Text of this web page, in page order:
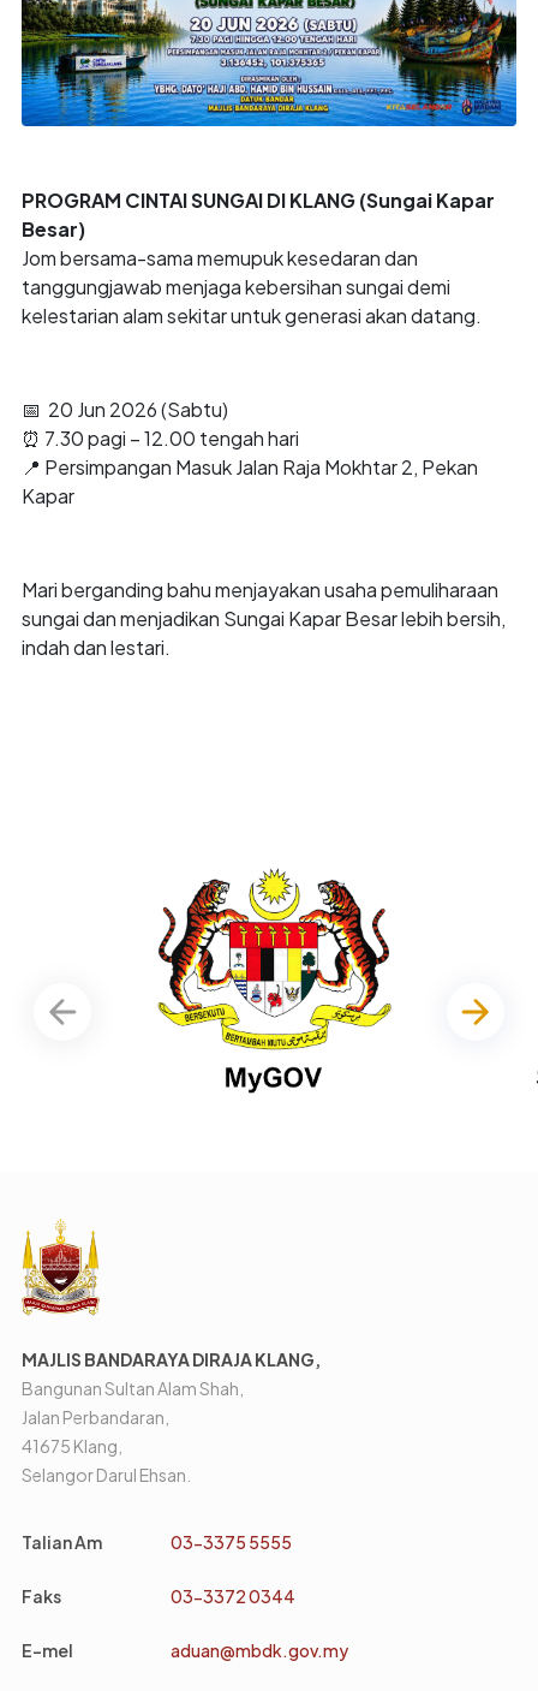
PROGRAM CINTAI SUNGAI DI KLANG (Sungai Kapar
Besar)
Jom bersama-sama memupuk kesedaran dan
tanggungjawab menjaga kebersihan sungai demi
kelestarian alam sekitar untuk generasi akan datang.
📅 20 Jun 2026 (Sabtu)
⏰ 7.30 pagi – 12.00 tengah hari
📍 Persimpangan Masuk Jalan Raja Mokhtar 2, Pekan
Kapar
Mari berganding bahu menjayakan usaha pemuliharaan
sungai dan menjadikan Sungai Kapar Besar lebih bersih,
indah dan lestari.
MAJLIS BANDARAYA DIRAJA KLANG,
Bangunan Sultan Alam Shah,
Jalan Perbandaran,
41675 Klang,
Selangor Darul Ehsan.
Talian Am 03-3375 5555
Faks 03-3372 0344
E-mel aduan@mbdk.gov.my